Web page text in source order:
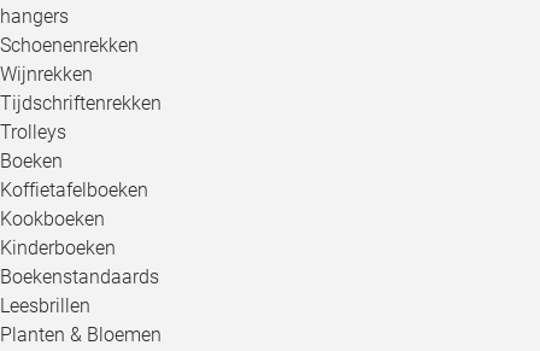
hangers
Schoenenrekken
Wijnrekken
Tijdschriftenrekken
Trolleys
Boeken
Koffietafelboeken
Kookboeken
Kinderboeken
Boekenstandaards
Leesbrillen
Planten & Bloemen